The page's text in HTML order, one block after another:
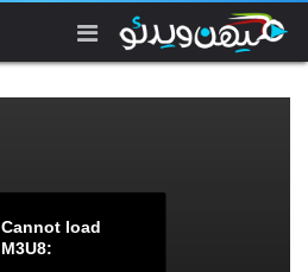
Cannot load
M3U8: